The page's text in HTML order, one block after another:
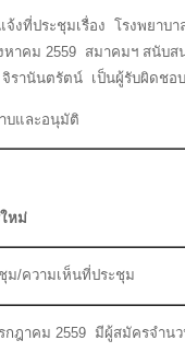
งที่ประชุมเรื่อง โรงพยาบ
หาคม 2559 สมาคมฯ สนับ
รานันตรัตน์ เป็นผู้รับผิดชอ
บและอนุมัติ
หม่
ม/ความเห็นที่ประชุม
กฎาคม 2559 มีผู้สมัครจำน